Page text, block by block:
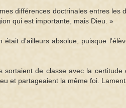
différences doctrinales entres
qui est importante, mais Dieu. »
était d'ailleurs absolue, puisque
sortaient de classe avec la
et partageaient la même foi.